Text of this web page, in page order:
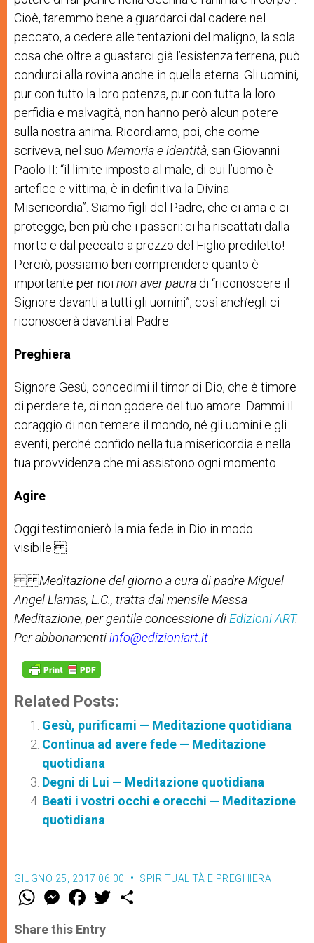
Cioè, faremmo bene a guardarci dal cadere nel
peccato, a cedere alle tentazioni del maligno, la sola
cosa che oltre a guastarci già l’esistenza terrena, può
condurci alla rovina anche in quella eterna. Gli uomini,
pur con tutto la loro potenza, pur con tutta la loro
perfidia e malvagità, non hanno però alcun potere
sulla nostra anima. Ricordiamo, poi, che come
scriveva, nel suo Memoria e identità, san Giovanni
Paolo II: “il limite imposto al male, di cui l’uomo è
artefice e vittima, è in definitiva la Divina
Misericordia”. Siamo figli del Padre, che ci ama e ci
protegge, ben più che i passeri: ci ha riscattati dalla
morte e dal peccato a prezzo del Figlio prediletto!
Perciò, possiamo ben comprendere quanto è
importante per noi non aver paura di “riconoscere il
Signore davanti a tutti gli uomini”, così anch’egli ci
riconoscerà davanti al Padre.
Preghiera
Signore Gesù, concedimi il timor di Dio, che è timore
di perdere te, di non godere del tuo amore. Dammi il
coraggio di non temere il mondo, né gli uomini e gli
eventi, perché confido nella tua misericordia e nella
tua provvidenza che mi assistono ogni momento.
Agire
Oggi testimonierò la mia fede in Dio in modo
visibile.
Meditazione del giorno a cura dipadre Miguel
Angel Llamas, L.C., tratta dal mensile Messa
Meditazione, per gentile concessione di Edizioni ART.
Per abbonamentiinfo@edizioniart.it
Related Posts:
Gesù, purificami — Meditazione quotidiana
Continua ad avere fede — Meditazione
quotidiana
Degni di Lui — Meditazione quotidiana
Beati i vostri occhi e orecchi — Meditazione
quotidiana
GIUGNO 25, 2017 06:00 SPIRITUALITÀ E PREGHIERA
W
t
s
M
e
s
e
F
a
e
b
w
Share this Entry